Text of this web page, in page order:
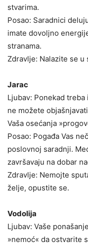
stvarima.
Posao: Saradnici
imate dovoljno
stranama.
Zdravlje: Nalazite se u
Jarac
Ljubav: Ponekad
ne možete
Vaša osećanja
Posao: Pogađa Vas
poslovnoj saradnji.
završavaju na dobar
Zdravlje: Nemojte
želje, opustite se.
Vodolija
Ljubav: Vaše
»nemoć« da ostvarite